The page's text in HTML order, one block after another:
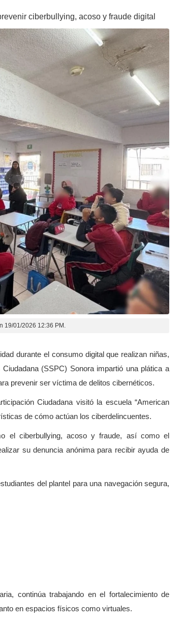
ciberbullying, acoso y fraude digital
19/01/2026 12:36 PM.
durante el consumo digital que realizan niñas,
(SSPC) Sonora impartió una plática a
prevenir ser víctima de delitos cibernéticos.
Ciudadana visitó la escuela “American
de cómo actúan los ciberdelincuentes.
el ciberbullying, acoso y fraude, así como el
su denuncia anónima para recibir ayuda de
del plantel para una navegación segura,
continúa trabajando en el fortalecimiento de
en espacios físicos como virtuales.